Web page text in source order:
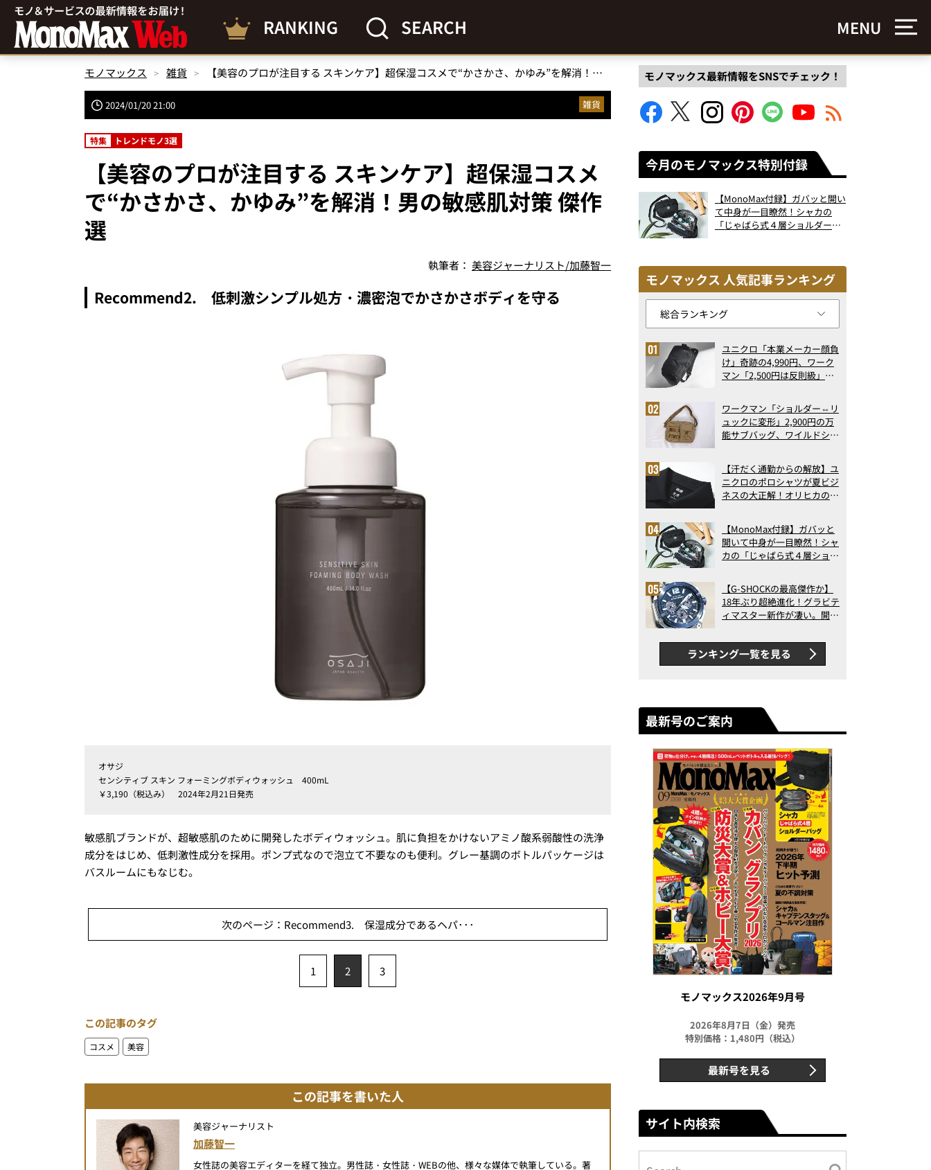
RANKING SEARCH MENU
モノマックス 雑貨 【美容のプロが注目する スキンケア】超保湿コスメで“かさかさ、かゆみ”を解消！男の敏感肌対策 傑作選
2024/01/20 21:00 雑貨
特集 トレンドモノ3選
【美容のプロが注目する スキンケア】超保湿コスメ
で“かさかさ、かゆみ”を解消！男の敏感肌対策 傑作
選
執筆者： 美容ジャーナリスト/加藤智一
Recommend2. 低刺激シンプル処方・濃密泡でかさかさボディを守る
オサジ
センシティブ スキン フォーミングボディウォッシュ 400mL
￥3,190（税込み） 2024年2月21日発売
敏感肌ブランドが、超敏感肌のために開発したボディウォッシュ。肌に負担をかけないアミノ酸系弱酸性の洗浄
成分をはじめ、低刺激性成分を採用。ポンプ式なので泡立て不要なのも便利。グレー基調のボトルパッケージは
バスルームにもなじむ。
次のページ：Recommend3. 保湿成分であるヘパ･･･
1 2 3
この記事のタグ
コスメ 美容
この記事を書いた人
美容ジャーナリスト
加藤智一
女性誌の美容エディターを経て独立。男性誌・女性誌・WEBの他、様々な媒体で執筆している。著
モノマックス最新情報をSNSでチェック！
今月のモノマックス特別付録
【MonoMax付録】ガバッと開い
て中身が一目瞭然！シャカの
「じゃばら式４層ショルダーバ
モノマックス 人気記事ランキング
ユニクロ「本業メーカー顔負
け」奇跡の4,990円、ワーク
マン「2,500円は反則級」凄
ト3】（2026年6月版）
ワークマン「ショルダー⇔リ
ュックに変形」2,900円の万
能サブバッグ、ワイルドシン
記事ランキングベスト3】
（2026年6月版）
【汗だく通勤からの解放】ユ
ニクロのポロシャツが夏ビジ
ネスの大正解！オリヒカの透
アの実力
【MonoMax付録】ガバッと
開いて中身が一目瞭然！シャ
カの「じゃばら式４層ショル
った！
【G-SHOCKの最高傑作か】
18年ぶり超絶進化！グラビテ
ィマスター新作が凄い。開発
新ムーブメントの衝撃
ランキング一覧を見る
最新号のご案内
モノマックス2026年9月号
2026年8月7日（金）発売
特別価格：1,480円（税込）
最新号を見る
サイト内検索